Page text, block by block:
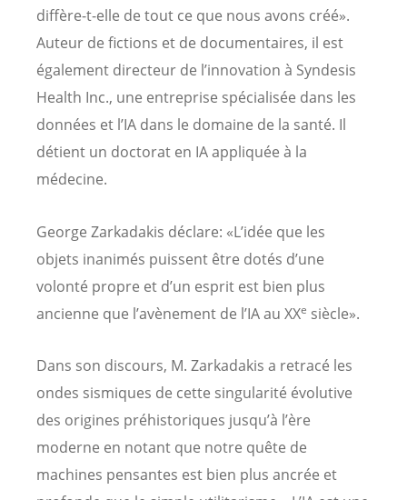
diffère-t-elle de tout ce que nous avons créé».
Auteur de fictions et de documentaires, il est
également directeur de l’innovation à Syndesis
Health Inc., une entreprise spécialisée dans les
données et l’IA dans le domaine de la santé. Il
détient un doctorat en IA appliquée à la
médecine.
George Zarkadakis déclare: «L’idée que les
objets inanimés puissent être dotés d’une
volonté propre et d’un esprit est bien plus
ancienne que l’avènement de l’IA au XXe siècle».
Dans son discours, M. Zarkadakis a retracé les
ondes sismiques de cette singularité évolutive
des origines préhistoriques jusqu’à l’ère
moderne en notant que notre quête de
machines pensantes est bien plus ancrée et